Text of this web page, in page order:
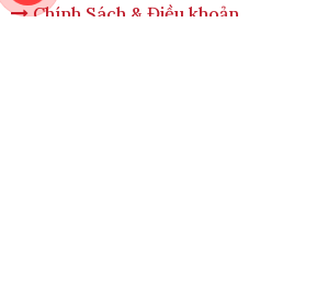
Chính Sách & Điều khoản